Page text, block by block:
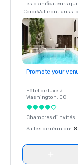
Les planificateurs
CordeValle ont aussi
Promote your
Hôtel de luxe à
Washington, DC
Chambres d'invités:
Salles de réunion: 8